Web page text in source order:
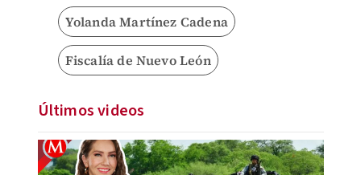
Yolanda Martínez Cadena
Fiscalía de Nuevo León
Últimos videos